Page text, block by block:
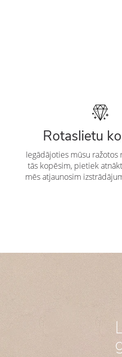
Rotaslietu
Iegādājoties mūsu ražotos
tās kopēsim, pietiek
mēs atjaunosim